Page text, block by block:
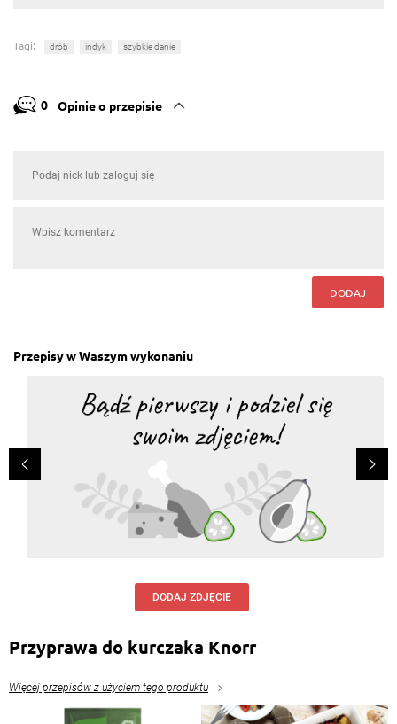
Tagi: drób indyk szybkie danie
0 Opinie o przepisie
DODAJ
Przepisy w Waszym wykonaniu
DODAJ ZDJĘCIE
Przyprawa do kurczaka Knorr
Więcej przepisów z użyciem tego produktu